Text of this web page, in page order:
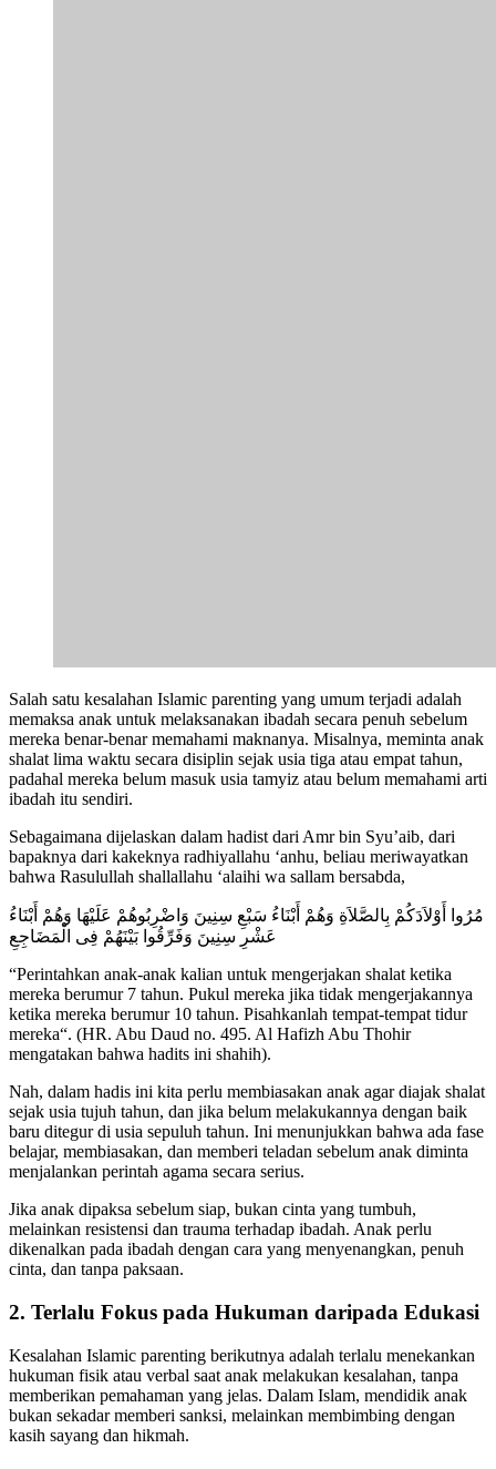
Salah satu kesalahan Islamic parenting yang umum terjadi adalah
memaksa anak untuk melaksanakan ibadah secara penuh sebelum
mereka benar-benar memahami maknanya. Misalnya, meminta anak
shalat lima waktu secara disiplin sejak usia tiga atau empat tahun,
padahal mereka belum masuk usia tamyiz atau belum memahami arti
ibadah itu sendiri.
Sebagaimana dijelaskan dalam hadist dari Amr bin Syu’aib, dari
bapaknya dari kakeknya radhiyallahu ‘anhu, beliau meriwayatkan
bahwa Rasulullah shallallahu ‘alaihi wa sallam bersabda,
مُرُوا أَوْلاَدَكُمْ بِالصَّلاَةِ وَهُمْ أَبْنَاءُ سَبْعِ سِنِينَ وَاضْرِبُوهُمْ عَلَيْهَا وَهُمْ أَبْنَاءُ
عَشْرِ سِنِينَ وَفَرِّقُوا بَيْنَهُمْ فِى الْمَضَاجِعِ
“Perintahkan anak-anak kalian untuk mengerjakan shalat ketika
mereka berumur 7 tahun. Pukul mereka jika tidak mengerjakannya
ketika mereka berumur 10 tahun. Pisahkanlah tempat-tempat tidur
mereka“. (HR. Abu Daud no. 495. Al Hafizh Abu Thohir
mengatakan bahwa hadits ini shahih).
Nah, dalam hadis ini kita perlu membiasakan anak agar diajak shalat
sejak usia tujuh tahun, dan jika belum melakukannya dengan baik
baru ditegur di usia sepuluh tahun. Ini menunjukkan bahwa ada fase
belajar, membiasakan, dan memberi teladan sebelum anak diminta
menjalankan perintah agama secara serius.
Jika anak dipaksa sebelum siap, bukan cinta yang tumbuh,
melainkan resistensi dan trauma terhadap ibadah. Anak perlu
dikenalkan pada ibadah dengan cara yang menyenangkan, penuh
cinta, dan tanpa paksaan.
2. Terlalu Fokus pada Hukuman daripada Edukasi
Kesalahan Islamic parenting berikutnya adalah terlalu menekankan
hukuman fisik atau verbal saat anak melakukan kesalahan, tanpa
memberikan pemahaman yang jelas. Dalam Islam, mendidik anak
bukan sekadar memberi sanksi, melainkan membimbing dengan
kasih sayang dan hikmah.